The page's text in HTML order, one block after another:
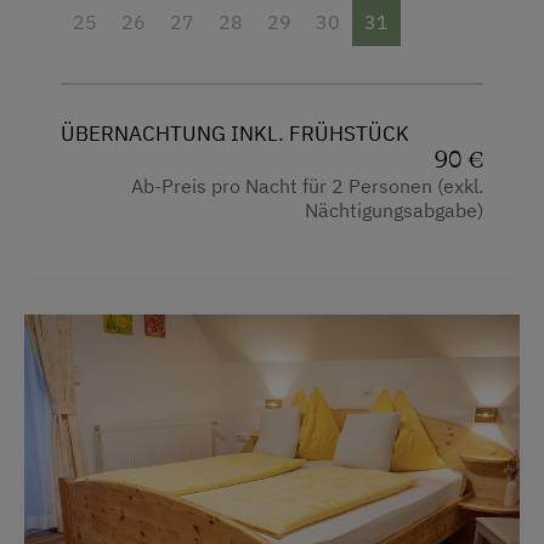
Freibad
Nordic Walking
Reitunterricht
Skifahren
Getränkeerwerb im Haus
Aussicht auf eine Berglandschaft
25
26
27
28
29
30
31
ÜBERNACHTUNG INKL. FRÜHSTÜCK
90 €
Ab-Preis pro Nacht für 2 Personen (exkl.
Nächtigungsabgabe)